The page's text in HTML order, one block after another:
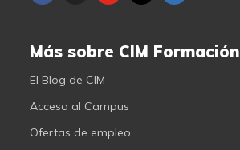
Más sobre CIM Formación
El Blog de CIM
Acceso al Campus
Ofertas de empleo